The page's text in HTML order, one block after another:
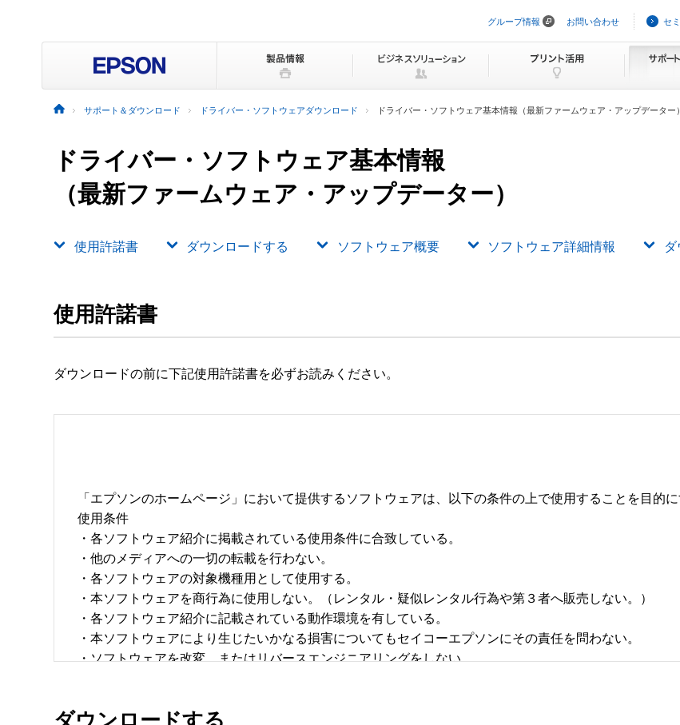
ビ
ョ
を
グループ情報 お問い合わせ セ
サポート＆ダウンロード ドライバー・ソフトウェアダウンロード ドライバー・ソフトウェア基本情報（最新ファームウェア・アップデーター）
ドライバー・ソフトウェア基本情報
（最新ファームウェア・アップデーター）
使用許諾書 ダウンロードする ソフトウェア概要 ソフトウェア詳細情報
使用許諾書
ダウンロードの前に下記使用許諾書を必ずお読みください。
「エプソンのホームページ」において提供するソフトウェアは、以下の条件の上で使用することを目的
使用条件
・各ソフトウェア紹介に掲載されている使用条件に合致している。
・他のメディアへの一切の転載を行わない。
・各ソフトウェアの対象機種用として使用する。
・本ソフトウェアを商行為に使用しない。（レンタル・疑似レンタル行為や第３者へ販売しない。）
・各ソフトウェア紹介に記載されている動作環境を有している。
・本ソフトウェアにより生じたいかなる損害についてもセイコーエプソンにその責任を問わない。
・ソフトウェアを改変、またはリバースエンジニアリングをしない。
ソフトウェアのサポート
ダウンロードする